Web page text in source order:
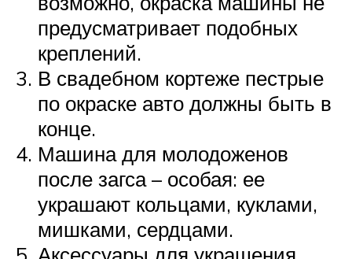
предусматривает подобных
креплений.
В свадебном кортеже пестрые
по окраске авто должны быть в
конце.
Машина для молодоженов
после загса – особая: ее
украшают кольцами, куклами,
мишками, сердцами.